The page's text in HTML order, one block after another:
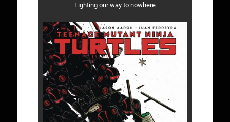
Fighting our way to nowhere